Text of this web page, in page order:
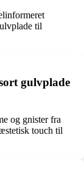
til
gulvplade
og gnister fra
touch til